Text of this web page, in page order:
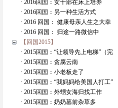
· 2016回国：女干部在床上培养
· 2016回国：另一种生活方式
· 2016 回国： 健康母亲人生之大幸
· 2016 回国： 归途一路微信中
【回国2015】
· 2015回国：“让领导先上电梯”（完
· 2015回国：贪腐云南
· 2015回国：小老板走了
· 2015回国：“我妈妈给美国人打工”
· 2015回国：外甥女海归找工作
· 2015回国：奶奶墓前杂草多